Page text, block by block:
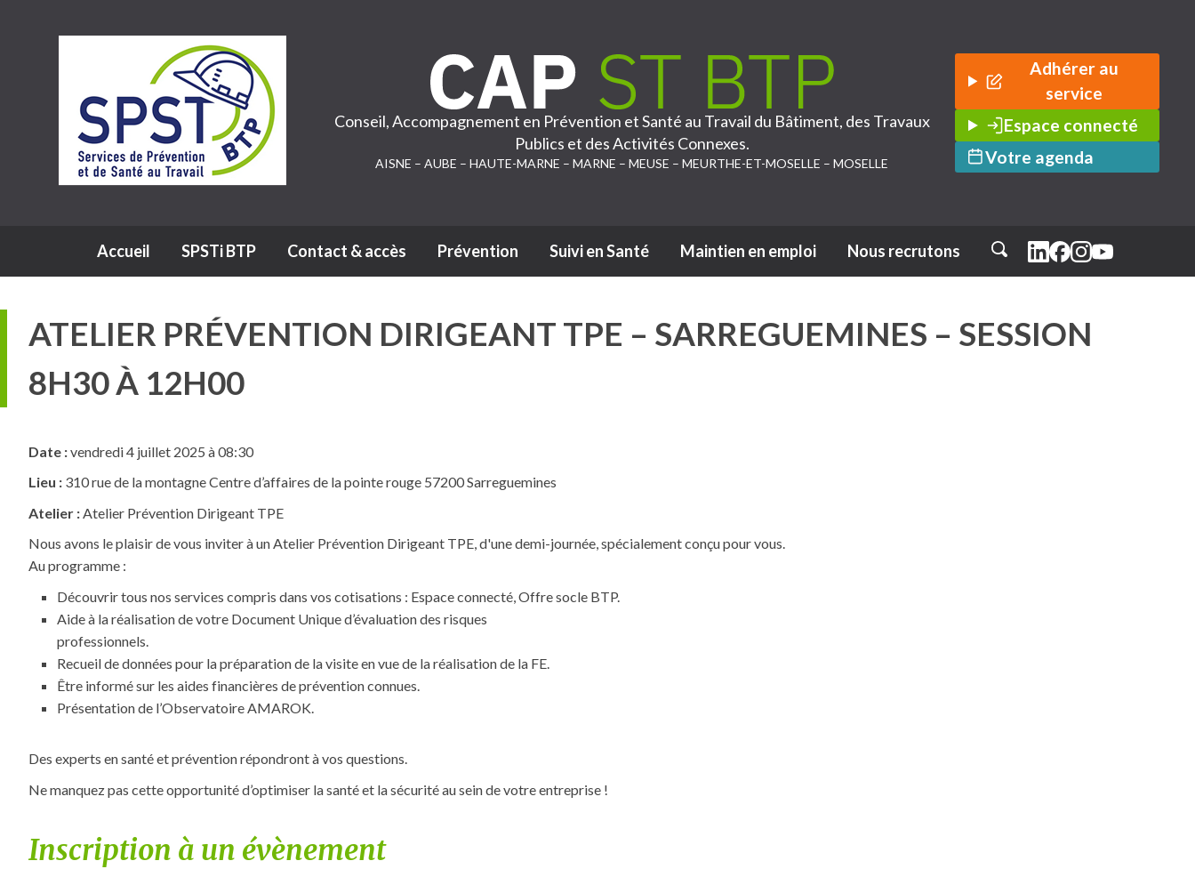
Conseil, Accompagnement en Prévention et Santé au Travail du Bâtiment, des Travaux
Publics et des Activités Connexes.
AISNE – AUBE – HAUTE-MARNE – MARNE – MEUSE – MEURTHE-ET-MOSELLE – MOSELLE
Adhérer au
service
Espace connecté
Votre agenda
Navigation principale
Passer au contenu
Accueil SPSTi BTP Contact & accès Prévention Suivi en Santé Maintien en emploi
Nous recrutons
Rechercher
ATELIER PRÉVENTION DIRIGEANT TPE – SARREGUEMINES – SESSION
8H30 À 12H00
Date :vendredi 4 juillet 2025 à 08:30
Lieu : 310 rue de la montagne Centre d’affaires de la pointe rouge 57200 Sarreguemines
Atelier : Atelier Prévention Dirigeant TPE
Nous avons le plaisir de vous inviter à un Atelier Prévention Dirigeant TPE, d'une demi-journée, spécialement conçu pour vous.
Au programme :
Découvrir tous nos services compris dans vos cotisations : Espace connecté, Offre socle BTP.
Aide à la réalisation de votre Document Unique d’évaluation des risques
professionnels.
Recueil de données pour la préparation de la visite en vue de la réalisation de la FE.
Être informé sur les aides financières de prévention connues.
Présentation de l’Observatoire AMAROK.
Des experts en santé et prévention répondront à vos questions.
Ne manquez pas cette opportunité d’optimiser la santé et la sécurité au sein de votre entreprise !
Inscription à un évènement